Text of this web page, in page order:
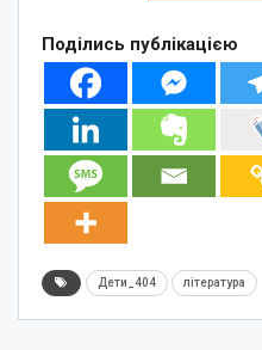
Поділись публікацією
Дети_404 література